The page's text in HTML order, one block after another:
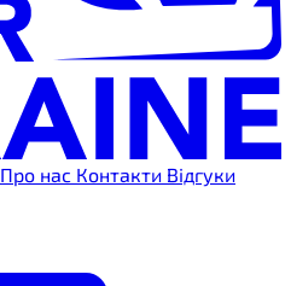
Про нас Контакти Відгуки